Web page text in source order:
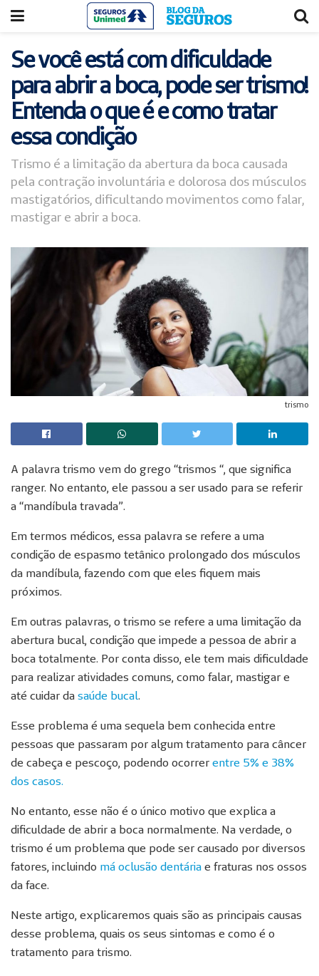
Se você está com dificuldade
para abrir a boca, pode ser trismo!
Entenda o que é e como tratar
essa condição
Trismo é a limitação da abertura da boca causada
pela contração involuntária e dolorosa dos músculos
mastigatórios, dificultando movimentos como falar,
mastigar e abrir a boca.
trismo
A palavra trismo vem do grego “trismos “, que significa
ranger. No entanto, ele passou a ser usado para se referir
a “mandíbula travada”.
Em termos médicos, essa palavra se refere a uma
condição de espasmo tetânico prolongado dos músculos
da mandíbula, fazendo com que eles fiquem mais
próximos.
Em outras palavras, o trismo se refere a uma limitação da
abertura bucal, condição que impede a pessoa de abrir a
boca totalmente. Por conta disso, ele tem mais dificuldade
para realizar atividades comuns, como falar, mastigar e
até cuidar da saúde bucal.
Esse problema é uma sequela bem conhecida entre
pessoas que passaram por algum tratamento para câncer
de cabeça e pescoço, podendo ocorrer entre 5% e 38%
dos casos.
No entanto, esse não é o único motivo que explica a
dificuldade de abrir a boca normalmente. Na verdade, o
trismo é um problema que pode ser causado por diversos
fatores, incluindo má oclusão dentária e fraturas nos ossos
da face.
Neste artigo, explicaremos quais são as principais causas
desse problema, quais os seus sintomas e como é o
tratamento para trismo.